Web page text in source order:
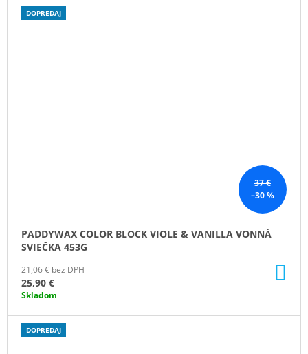
37 €
–30 %
DOPREDAJ
PADDYWAX COLOR BLOCK VIOLE & VANILLA VONNÁ
SVIEČKA 453G
21,06 € bez DPH
25,90 €
Skladom
DOPREDAJ